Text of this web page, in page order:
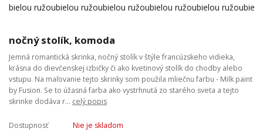
nočný stolík, komoda
Jemná romantická skrinka, nočný stolík v štýle francúzskeho vidieka,
krásna do dievčenskej izbičky či ako kvetinový stolík do chodby alebo
vstupu. Na maľovanie tejto skrinky som použila mliečnu farbu - Milk paint
by Fusion. Se to úžasná farba ako vystrhnutá zo starého sveta a tejto
skrinke dodáva r... celý popis
Dostupnosť Nie je skladom